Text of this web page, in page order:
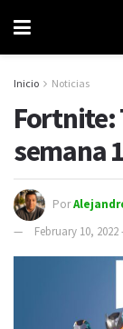
Inicio Noticias
Fortnite:
semana
Por
February 10,